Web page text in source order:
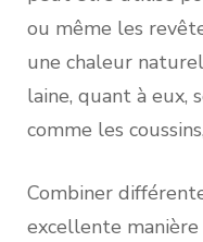
ou même les
une chaleur
laine, quant à eux,
comme les
Combiner
excellente